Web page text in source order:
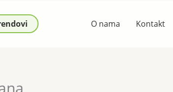
O nama Kontakt